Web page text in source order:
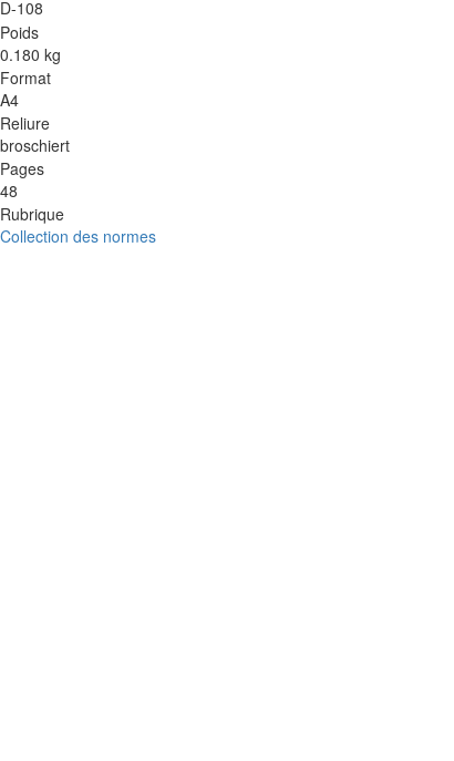
D-108
Poids
0.180 kg
Format
A4
Reliure
broschiert
Pages
48
Rubrique
Collection des normes